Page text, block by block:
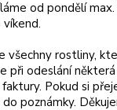
bílým
truhlík
od pondělí
všechny rostliny,
při odeslání některá
Pokud si
poznámky.